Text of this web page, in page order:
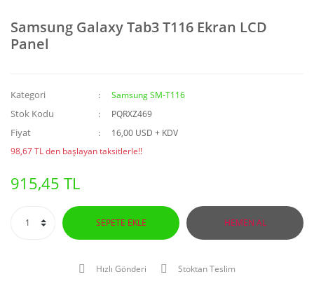
Samsung Galaxy Tab3 T116 Ekran LCD
Panel
Kategori Samsung SM-T116
Stok Kodu PQRXZ469
Fiyat
16,00 USD + KDV
98,67 TL den başlayan taksitlerle!!
915,45 TL
SEPETE EKLE HEMEN AL
Hızlı Gönderi Stoktan Teslim